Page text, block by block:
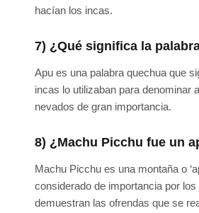
hacían los incas.
7) ¿Qué significa la
Apu es una palabra quechua que
incas lo utilizaban para denominar
nevados de gran importancia.
8) ¿Machu Picchu fue un
Machu Picchu es una montaña o
considerado de importancia por
demuestran las ofrendas que se